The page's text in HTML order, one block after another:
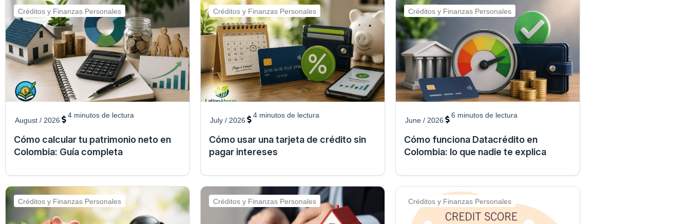
Créditos y Finanzas Personales
August / 2026
4 minutos de lectura
Cómo calcular tu patrimonio neto en
Colombia: Guía completa
Créditos y Finanzas Personales
July / 2026
4 minutos de lectura
Cómo usar una tarjeta de crédito sin
pagar intereses
Créditos y Finanzas Personales
June / 2026
6 minutos de lectura
Cómo funciona Datacrédito en
Colombia: lo que nadie te explica
Créditos y Finanzas Personales Créditos y Finanzas Personales Créditos y Finanzas Personales